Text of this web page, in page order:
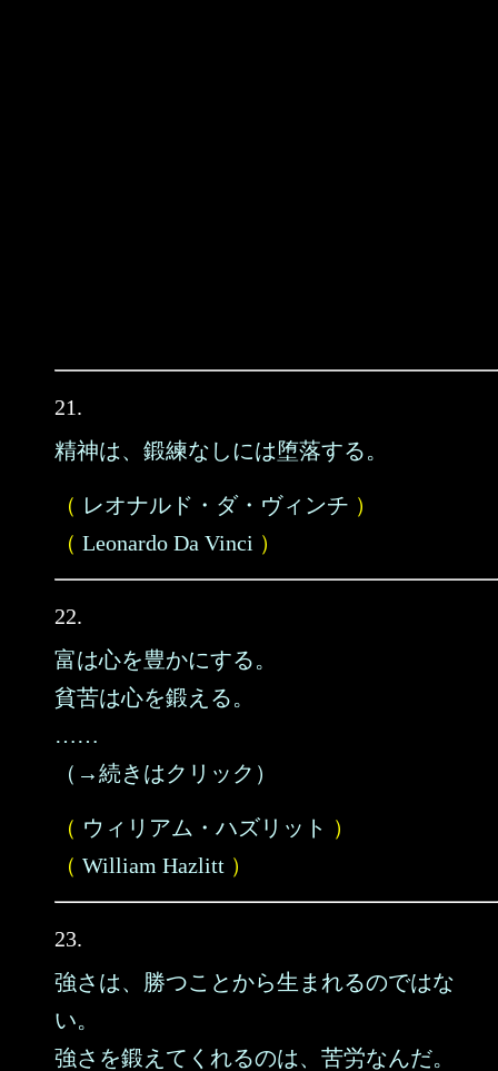
21.
精神は、鍛練なしには堕落する。
（ レオナルド・ダ・ヴィンチ ）
（ Leonardo Da Vinci ）
22.
富は心を豊かにする。
貧苦は心を鍛える。
……
（→続きはクリック）
（ ウィリアム・ハズリット ）
（ William Hazlitt ）
23.
強さは、勝つことから生まれるのではな
い。
強さを鍛えてくれるのは、苦労なんだ。